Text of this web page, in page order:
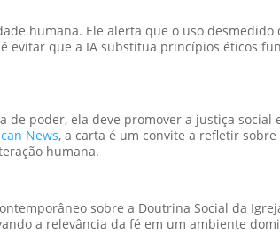
humana. Ele alerta que o uso desmedido
evitar que a IA substitua princípios éticos
de poder, ela deve promover a justiça social
News, a carta é um convite a refletir
humana.
sobre a Doutrina Social da
a relevância da fé em um ambiente